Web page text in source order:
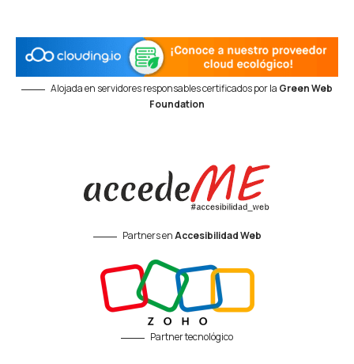
Alojada en servidores responsables certificados por la Green Web
Foundation
Partners enAccesibilidad Web
Partner tecnológico